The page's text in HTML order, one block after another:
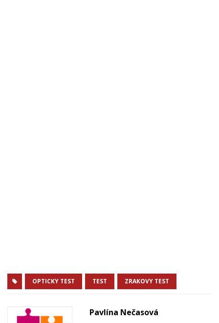
OPTICKY TEST TEST ZRAKOVY TEST
Pavlína Nečasová